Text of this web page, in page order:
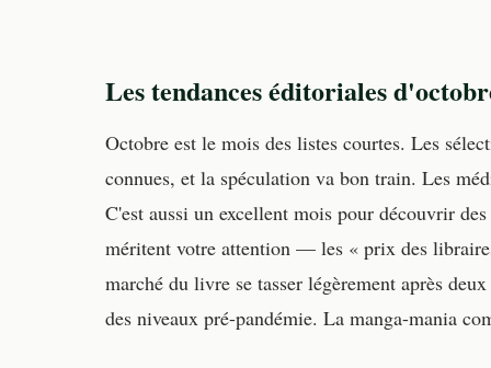
Les tendances éditoriales
Octobre est le mois des listes courtes. Les
connues, et la spéculation va bon train. Les
C'est aussi un excellent mois pour découvrir
méritent votre attention — les « prix des
marché du livre se tasser légèrement après
des niveaux pré-pandémie. La manga-mania